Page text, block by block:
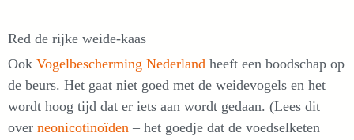
Red de rijke weide-kaas
Ook Vogelbescherming Nederland heeft een boodschap op
de beurs. Het gaat niet goed met de weidevogels en het
wordt hoog tijd dat er iets aan wordt gedaan. (Lees dit
over neonicotinoïden – het goedje dat de voedselketen